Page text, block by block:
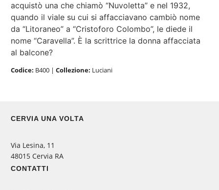
acquistò una che chiamò “Nuvoletta” e nel 1932,
quando il viale su cui si affacciavano cambiò nome
da “Litoraneo” a “Cristoforo Colombo”, le diede il
nome “Caravella”. È la scrittrice la donna affacciata
al balcone?
Codice: B400 |Collezione: Luciani
CERVIA UNA VOLTA
Via Lesina, 11
48015 Cervia RA
CONTATTI